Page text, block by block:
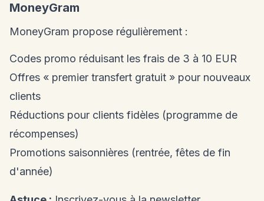
MoneyGram
MoneyGram propose régulièrement :
Codes promo réduisant les frais de 3 à 10 EUR
Offres « premier transfert gratuit » pour nouveaux
clients
Réductions pour clients fidèles (programme de
récompenses)
Promotions saisonnières (rentrée, fêtes de fin
d'année)